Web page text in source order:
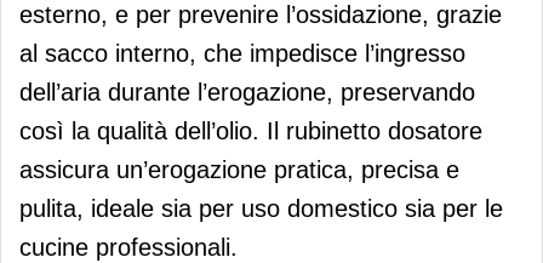
esterno, e per prevenire l’ossidazione, grazie
al sacco interno, che impedisce l’ingresso
dell’aria durante l’erogazione, preservando
così la qualità dell’olio. Il rubinetto dosatore
assicura un’erogazione pratica, precisa e
pulita, ideale sia per uso domestico sia per le
cucine professionali.